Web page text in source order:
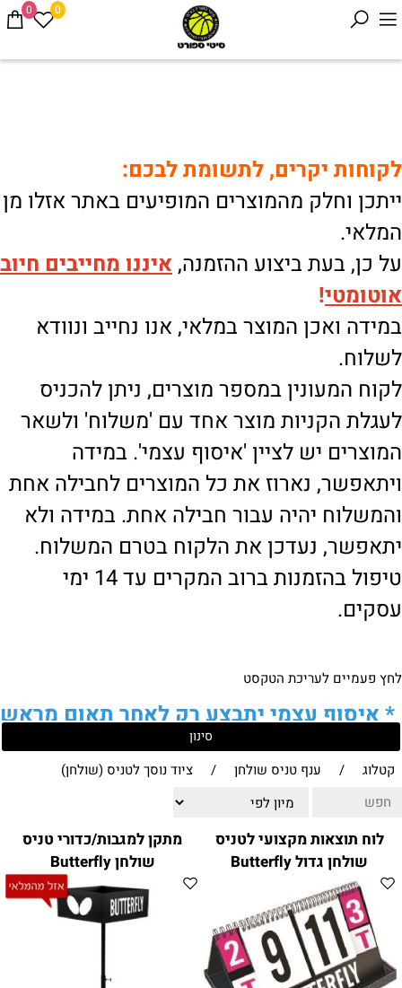
0 0
לקוחות יקרים, לתשומת לבכם:
ייתכן וחלק מהמוצרים המופיעים באתר אזלו מן
המלאי.
על כן, בעת ביצוע ההזמנה, איננו מחייבים חיוב
אוטומטי!
במידה ואכן המוצר במלאי, אנו נחייב ונוודא
לשלוח.
לקוח המעונין במספר מוצרים, ניתן להכניס
לעגלת הקניות מוצר אחד עם 'משלוח' ולשאר
המוצרים יש לציין 'איסוף עצמי'. במידה
ויתאפשר, נארוז את כל המוצרים לחבילה אחת
והמשלוח יהיה עבור חבילה אחת. במידה ולא
יתאפשר, נעדכן את הלקוח בטרם המשלוח.
טיפול בהזמנות ברוב המקרים עד 14 ימי
עסקים.
לחץ פעמיים לעריכת הטקסט
*איסוף עצמי יתבצע רק לאחר תאום מראש
של הלקוח מול נציגנו!
לבירור נוסף ניתן ליצור עמנו קשר:
ווטצאפ הודעות בלבד ):
מענה טלפוני:04-8411075
,
04-8411010
בין השעות 9:00-17:00
לחיצת כפתור"צור קשר"
באתר
דוא"ל: citysport1@013.net
citysport2@013.net
סינון
קטלוג / ענף טניס שולחן / ציוד נוסך לטניס (שולחן)
לוח תוצאות מקצועי לטניס
שולחן גדול Butterfly
מתקן למגבות/כדורי טניס
שולחן Butterfly